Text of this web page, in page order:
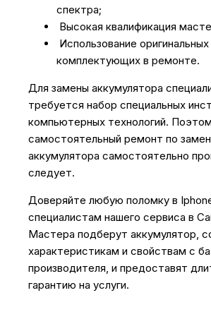
спектра;
Высокая квалификация
Использование оригинальных
комплектующих в ремонте.
Для замены аккумулятора
требуется набор специальных
компьютерных технологий.
самостоятельный ремонт по
аккумулятора самостоятельно
следует.
Доверяйте любую поломку в
специалистам нашего сервиса в
Мастера подберут аккумулятор,
характеристикам и свойствам с
производителя, и предоставят
гарантию на услуги.